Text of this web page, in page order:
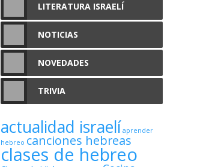
LITERATURA ISRAELÍ
NOTICIAS
NOVEDADES
TRIVIA
actualidad israelí aprender
hebreo canciones hebreas
clases de hebreo